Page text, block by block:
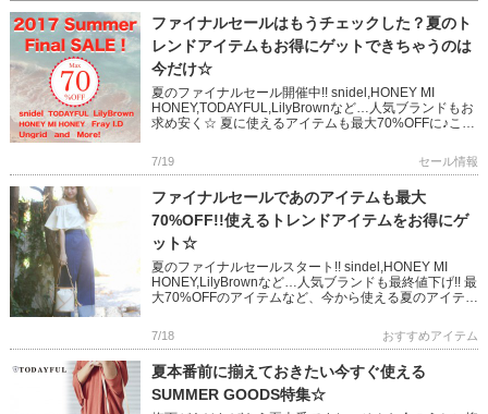
ファイナルセールはもうチェックした？夏のト
レンドアイテムもお得にゲットできちゃうのは
今だけ☆
夏のファイナルセール開催中!! snidel,HONEY MI
HONEY,TODAYFUL,LilyBrownなど…人気ブランドもお
求め安く☆ 夏に使えるアイテムも最大70%OFFに♪この
7/19 セール情報
ファイナルセールであのアイテムも最大
70%OFF!!使えるトレンドアイテムをお得にゲ
ット☆
夏のファイナルセールスタート!! sindel,HONEY MI
HONEY,LilyBrownなど…人気ブランドも最終値下げ!! 最
大70%OFFのアイテムなど、今から使える夏のアイテム
7/18 おすすめアイテム
夏本番前に揃えておきたい今すぐ使える
SUMMER GOODS特集☆